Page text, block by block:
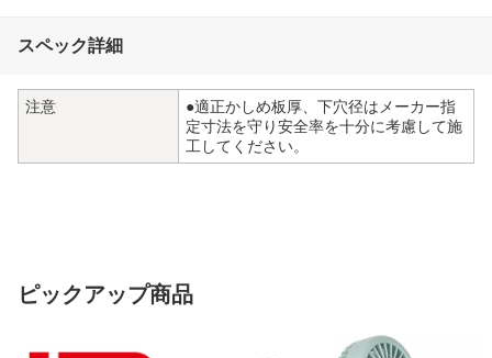
スペック詳細
注意
●適正かしめ板厚、下穴径はメーカー指
定寸法を守り安全率を十分に考慮して施
工してください。
ピックアップ商品